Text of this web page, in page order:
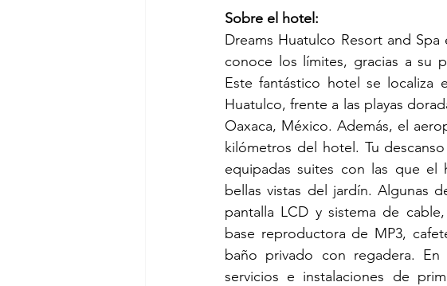
Sobre el hotel:
Dreams Huatulco Resort and
conoce los límites, gracias a su
Este fantástico hotel se localiza
Huatulco, frente a las playas
Oaxaca, México. Además, el
kilómetros del hotel. Tu
equipadas suites con las que el
bellas vistas del jardín. Algunas
pantalla LCD y sistema de
base reproductora de MP3,
baño privado con regadera.
servicios e instalaciones de